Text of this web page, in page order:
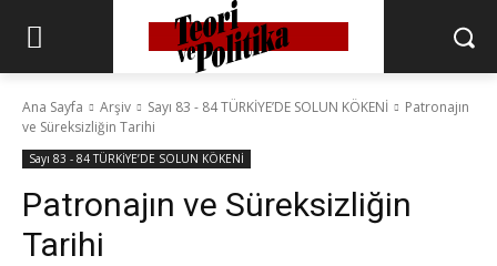
Ana Sayfa Arşiv Sayı 83 - 84 TÜRKİYE’DE SOLUN KÖKENİ
Patronajın
ve Süreksizliğin Tarihi
Sayı 83 - 84 TÜRKİYE’DE SOLUN KÖKENİ
Patronajın ve Süreksizliğin
Tarihi